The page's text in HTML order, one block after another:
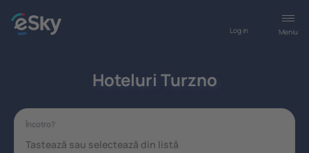
Meniu
Log in
Hoteluri Turzno